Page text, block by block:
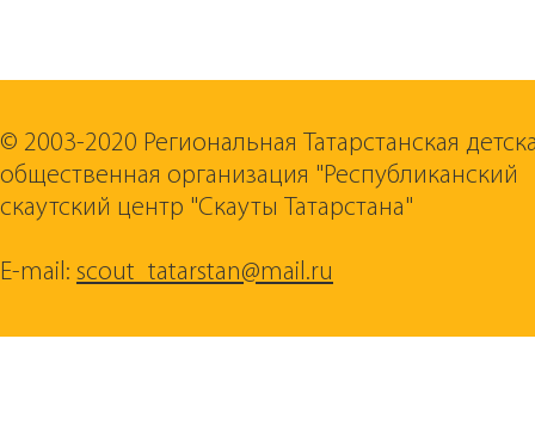
© 2003-2020 Региональная Татарстанская
общественная организация "Республиканский
скаутский центр "Скауты Татарстана"
E-mail: scout_tatarstan@mail.ru